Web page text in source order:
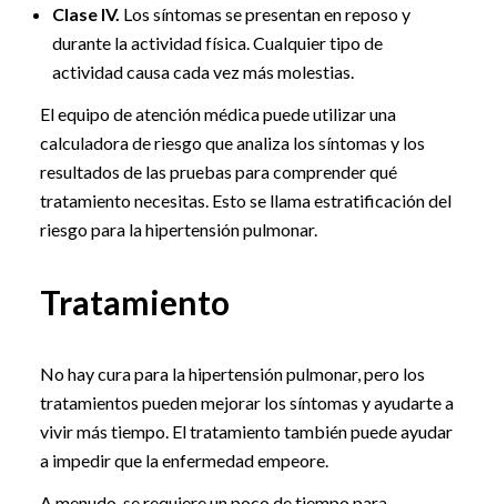
Clase IV. Los síntomas se presentan en reposo y
durante la actividad física. Cualquier tipo de
actividad causa cada vez más molestias.
El equipo de atención médica puede utilizar una
calculadora de riesgo que analiza los síntomas y los
resultados de las pruebas para comprender qué
tratamiento necesitas. Esto se llama estratificación del
riesgo para la hipertensión pulmonar.
Tratamiento
No hay cura para la hipertensión pulmonar, pero los
tratamientos pueden mejorar los síntomas y ayudarte a
vivir más tiempo. El tratamiento también puede ayudar
a impedir que la enfermedad empeore.